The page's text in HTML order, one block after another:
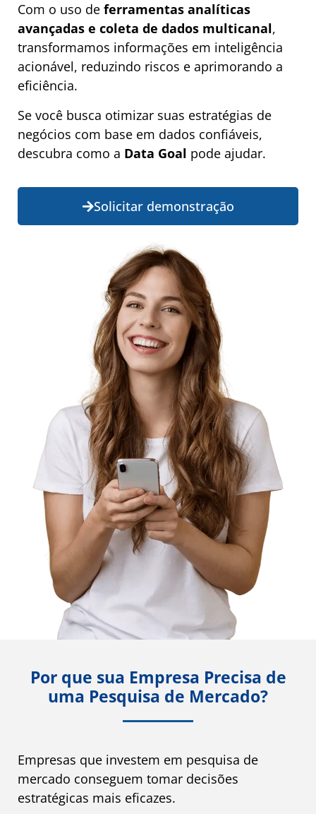
Com o uso de ferramentas analíticas
avançadas e coleta de dados multicanal,
transformamos informações em inteligência
acionável, reduzindo riscos e aprimorando a
eficiência.
Se você busca otimizar suas estratégias de
negócios com base em dados confiáveis,
descubra como a Data Goal pode ajudar.
Solicitar demonstração
Por que sua Empresa Precisa de
uma Pesquisa de Mercado?
Empresas que investem em pesquisa de
mercado conseguem tomar decisões
estratégicas mais eficazes.